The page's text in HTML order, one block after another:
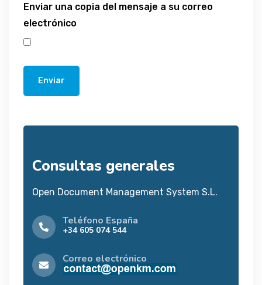
Enviar una copia del mensaje a su correo
electrónico
Enviar
Consultas generales
Open Document Management System S.L.
Teléfono España
+34 605 074 544
Correo electrónico